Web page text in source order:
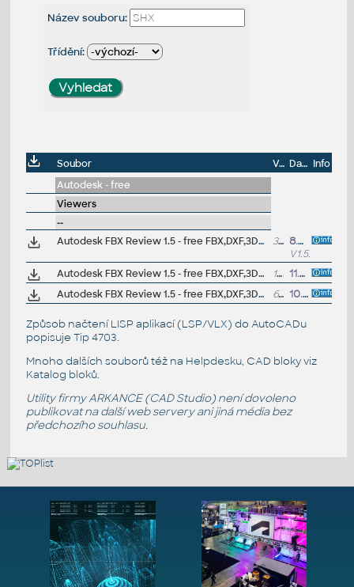
Název souboru:
Třídění:
Soubor Velikost Datum Info
Autodesk - free
Viewers
--
Autodesk FBX Review 1.5 - free FBX,DXF,3DS,OBJ,DAE viewer for Windows 7/8/10/11 64-bit 31MB
8.5.2022
V1.5.3
Autodesk FBX Review 1.5 - free FBX,DXF,3DS,OBJ,DAE viewer for MacOS
19MB
11.3.2021
Autodesk FBX Review 1.5 - free FBX,DXF,3DS,OBJ,DAE viewer for iOS7 (iPad/iPhone)
61MB 10.3.2021
Způsob načtení LISP aplikací (LSP/VLX) do AutoCADu
popisuje Tip 4703.
Mnoho dalších souborů též na Helpdesku, CAD bloky viz
Katalog bloků.
Utility firmy ARKANCE (CAD Studio) není dovoleno
publikovat na další web servery ani jiná média bez
předchozího souhlasu.